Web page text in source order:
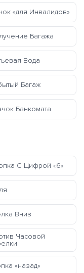
«для Инвалидов»
Багажа
Вода
Багаж
Банкомата
С Цифрой «6»
Вниз
Часовой
«назад»